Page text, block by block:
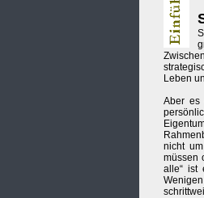
Leben
Aber es
nicht
müssen
alle“ ist